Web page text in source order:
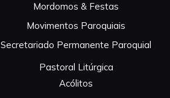
Mordomos & Festas
Movimentos Paroquiais
Secretariado Permanente Paroquial
Pastoral Litúrgica
Acólitos